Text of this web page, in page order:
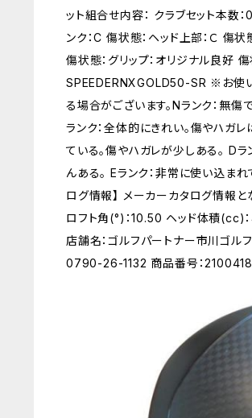
ット組合せ内容： クラブセット本数
ンク：C 傷状態：ヘッド上部：Ｃ 傷状
傷状態：グリップ：オリジナル良好
SPEEDERNXGOLD50-SR ※お使い
る場合がございます。Nランク：無
ランク：全体的にきれい。傷やハガ
ている。傷やハガレが少しある。 D
んある。 Eランク：非常に使い込ま
ログ情報】 メーカーカタログ情報と
ロフト角(°)：10.50 ヘッド体積(cc)
店舗名：ゴルフパートナー市川ゴ
0790-26-1132 商品番号：